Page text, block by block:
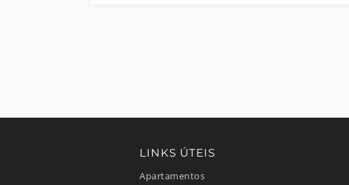
LINKS ÚTEIS
Apartamentos